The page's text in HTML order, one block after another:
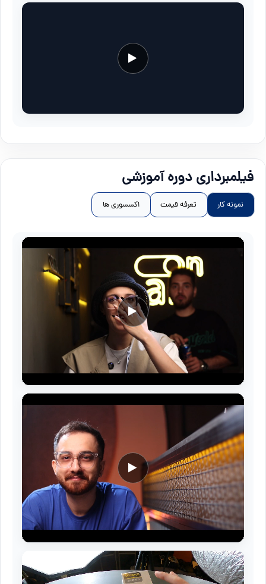
فیلمبرداری دوره آموزشی
نمونه کار تعرفه قیمت اکسسوری ها